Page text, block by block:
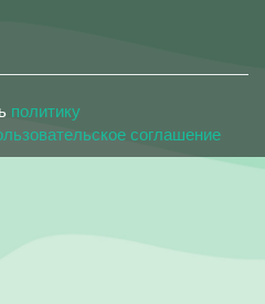
политику
соглашение